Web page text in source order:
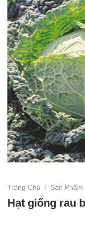
Trang Chủ / Sản Phẩm
Hạt giống rau